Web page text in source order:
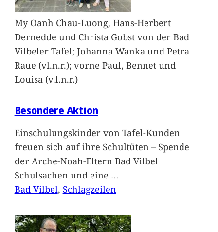
My Oanh Chau-Luong, Hans-Herbert
Dernedde und Christa Gobst von der Bad
Vilbeler Tafel; Johanna Wanka und Petra
Raue (vl.n.r.); vorne Paul, Bennet und
Louisa (v.l.n.r.)
Besondere Aktion
Einschulungskinder von Tafel-Kunden
freuen sich auf ihre Schultüten – Spende
der Arche-Noah-Eltern Bad Vilbel
Schulsachen und eine …
Bad Vilbel, Schlagzeilen